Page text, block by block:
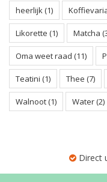
heerlijk(1)
Likorette (1) Matcha
Oma weet raad (11)
Teatini (1) Thee (7)
Walnoot(1) Water(2)
Direct